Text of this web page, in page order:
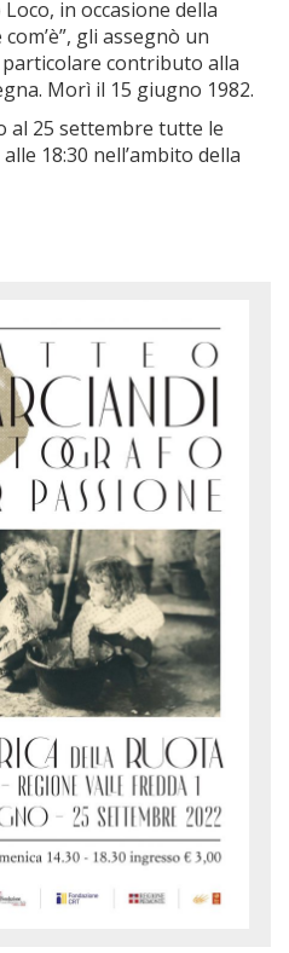
in occasione della
gli assegnò un
contributo alla
Morì il 15 giugno 1982.
al 25 settembre tutte le
18:30 nell’ambito della